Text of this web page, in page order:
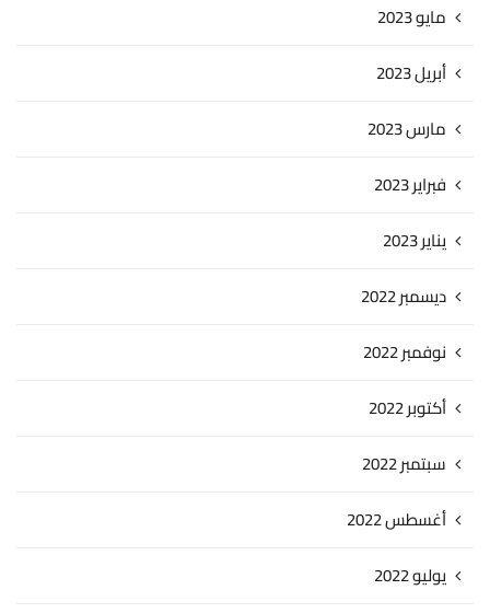
مايو 2023
أبريل 2023
مارس 2023
فبراير 2023
يناير 2023
ديسمبر 2022
نوفمبر 2022
أكتوبر 2022
سبتمبر 2022
أغسطس 2022
يوليو 2022